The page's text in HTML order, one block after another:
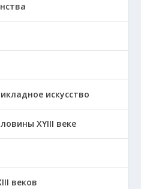
искусство
ХҮІІІ веке
веков